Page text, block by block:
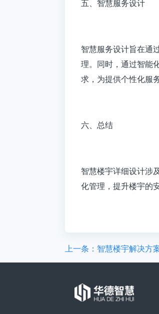
五、智慧服务设计
智慧服务设计旨在通
理。同时，通过智能
求，为提供个性化服
六、总结
智慧楼宇详细设计涉
化管理，提升楼宇的
上一条：智慧楼宇解决方